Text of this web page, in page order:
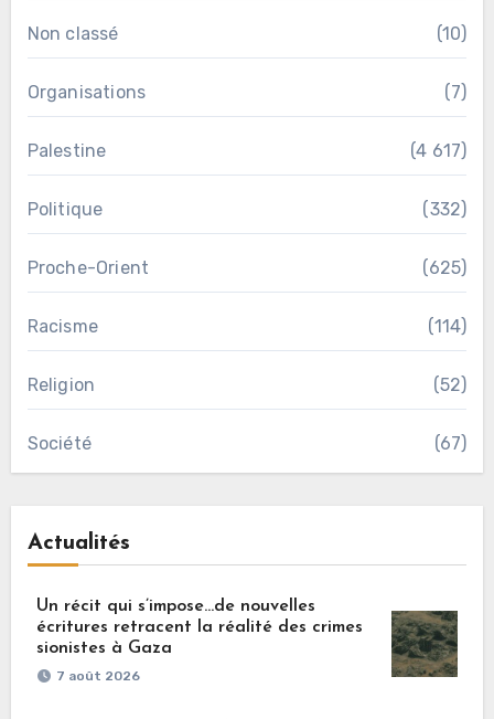
Non classé (10)
Organisations (7)
Palestine (4 617)
Politique (332)
Proche-Orient (625)
Racisme (114)
Religion (52)
Société (67)
Actualités
Un récit qui s’impose…de nouvelles
écritures retracent la réalité des crimes
sionistes à Gaza
7 août 2026